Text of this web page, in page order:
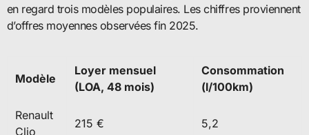
en regard trois modèles populaires. Les chiffres proviennent
d’offres moyennes observées fin 2025.
Modèle
Loyer mensuel
(LOA, 48 mois)
Consommation
(l/100km)
Renault
Clio
215 € 5,2